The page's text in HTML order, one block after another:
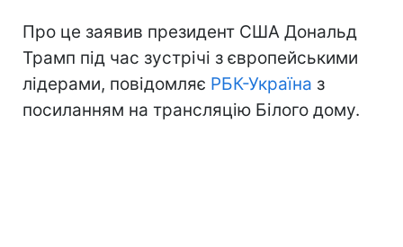
Про це заявив президент США Дональд
Трамп під час зустрічі з європейськими
лідерами, повідомляє РБК-Україна з
посиланням на трансляцію Білого дому.